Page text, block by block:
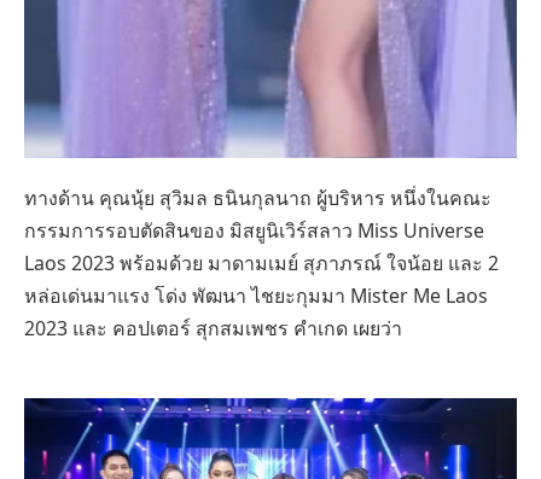
ทางด้าน คุณนุ้ย สุวิมล ธนินกุลนาถ ผู้บริหาร หนึ่งในคณะ
กรรมการรอบตัดสินของ มิสยูนิเวิร์สลาว Miss Universe
Laos 2023 พร้อมด้วย มาดามเมย์ สุภาภรณ์ ใจน้อย และ 2
หล่อเด่นมาแรง โด่ง พัฒนา ไชยะกุมมา Mister Me Laos
2023 และ คอปเตอร์ สุกสมเพชร คำเกด เผยว่า